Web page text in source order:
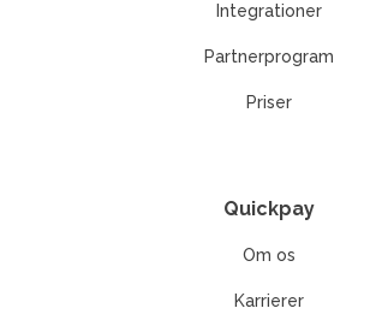
Integrationer
Partnerprogram
Priser
Quickpay
Om os
Karrierer